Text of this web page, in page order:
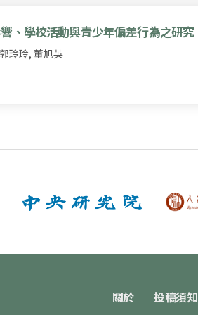
、學校活動與青少年偏差行為之研究
玲玲, 董旭英
關於 投稿須知